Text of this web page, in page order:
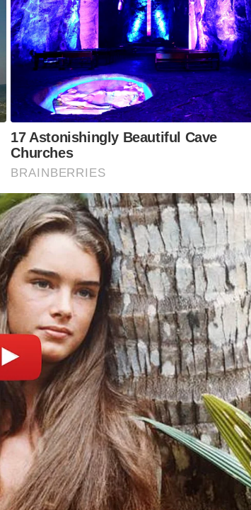
17 Astonishingly Beautiful Cave
Churches
BRAINBERRIES